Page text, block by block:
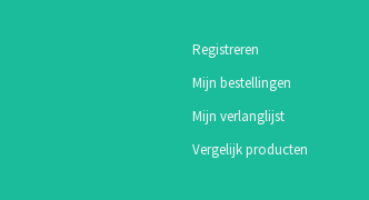
Registreren
Mijn bestellingen
Mijn verlanglijst
Vergelijk producten